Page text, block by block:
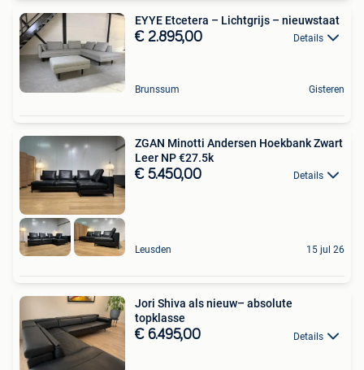
EYYE Etcetera – Lichtgrijs – nieuwstaat
€ 2.895,00 Details
Brunssum Gisteren
ZGAN Minotti Andersen Hoekbank Zwart
Leer NP €27.5k
€ 5.450,00 Details
Leusden 15 jul 26
Jori Shiva als nieuw– absolute
topklasse
€ 6.495,00 Details